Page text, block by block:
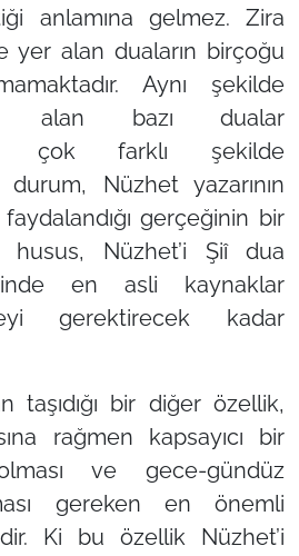
anlamına gelmez. Zira
yer alan duaların birçoğu
Aynı şekilde
alan bazı dualar
çok farklı şekilde
Nüzhet yazarının
gerçeğinin bir
husus, Nüzhet’i Şiî dua
en asli kaynaklar
gerektirecek kadar
taşıdığı bir diğer özellik,
rağmen kapsayıcı bir
ve gece-gündüz
gereken en önemli
Ki bu özellik Nüzhet’i